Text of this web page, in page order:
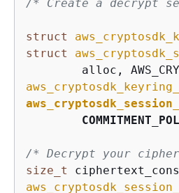
/* Create a decrypt
struct
struct
/* Decrypt your
size_t